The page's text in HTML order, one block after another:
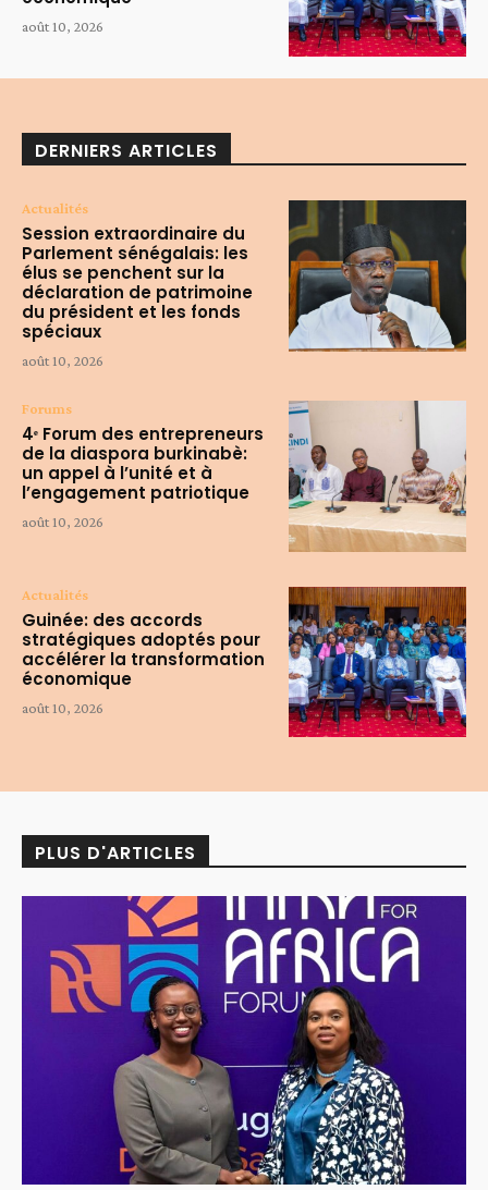
août 10, 2026
DERNIERS ARTICLES
Actualités
Session extraordinaire du
Parlement sénégalais: les
élus se penchent sur la
déclaration de patrimoine
du président et les fonds
spéciaux
août 10, 2026
Forums
4ᵉ Forum des entrepreneurs
de la diaspora burkinabè:
un appel à l’unité et à
l’engagement patriotique
août 10, 2026
Actualités
Guinée: des accords
stratégiques adoptés pour
accélérer la transformation
économique
août 10, 2026
PLUS D'ARTICLES